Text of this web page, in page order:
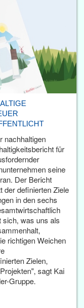
nachhaltigen
für
seine
Der Bericht
der definierten Ziele
in den sechs
sich, was uns als
richtigen Weichen
Zielen,
sagt Kai
Gruppe.